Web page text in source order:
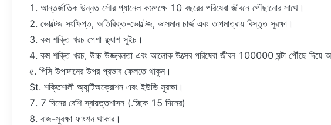
1. আন্তর্জাতিক উন্নত সৌর প্যানেল কমপক্ষে 10 বছরের পরিষেবা জীবনে পৌঁছানোর সাথে।
2. ভোল্টেজ সংক্ষিপ্ত, অতিরিক্ত-ভোল্টেজ, ভাসমান চার্জ এবং তাপমাত্রায় বিস্তৃত সুরক্ষা।
3. কম শক্তি খরচ পেশা ফ্ল্যাশ সুইচ।
4. কম শক্তি খরচ, উচ্চ উজ্জ্বলতা এবং আলোক উত্সের পরিষেবা জীবন 100000 ঘন্টা পৌঁছে দিয়ে
৫. পিসি উপাদানের উপর প্রভাব ফেলতে থাকুন।
St. শক্তিশালী অ্যান্টিঅক্রোশন এবং ইউভি সুরক্ষা।
7. 7 দিনের বেশি স্বায়ত্তশাসন (.চ্ছিক 15 দিনের)
8. বাজ-সুরক্ষা ফাংশন থাকার।